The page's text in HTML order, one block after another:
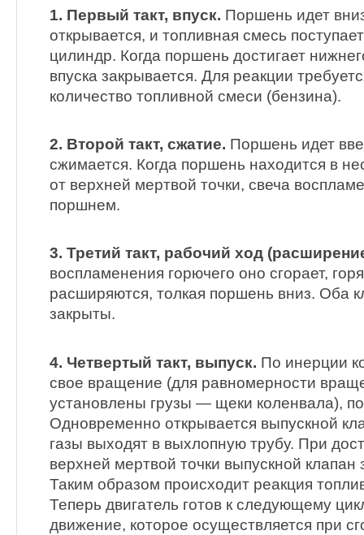
1. Первый такт, впуск. Поршень идет
открывается, и топливная смесь
цилиндр. Когда поршень достигает
впуска закрывается. Для реакции
количество топливной смеси (бензина).
2. Второй такт, сжатие. Поршень идет
сжимается. Когда поршень находится в
от верхней мертвой точки, свеча
поршнем.
3. Третий такт, рабочий ход
воспламенения горючего оно сгорает,
расширяются, толкая поршень вниз. Оба
закрыты.
4. Четвертый такт, выпуск. По инерции
свое вращение (для равномерности
установлены грузы — щеки коленвала),
Одновременно открывается выпускной
газы выходят в выхлопную трубу. При
верхней мертвой точки выпускной клапан
Таким образом происходит реакция
Теперь двигатель готов к следующему
движение, которое осуществляется при